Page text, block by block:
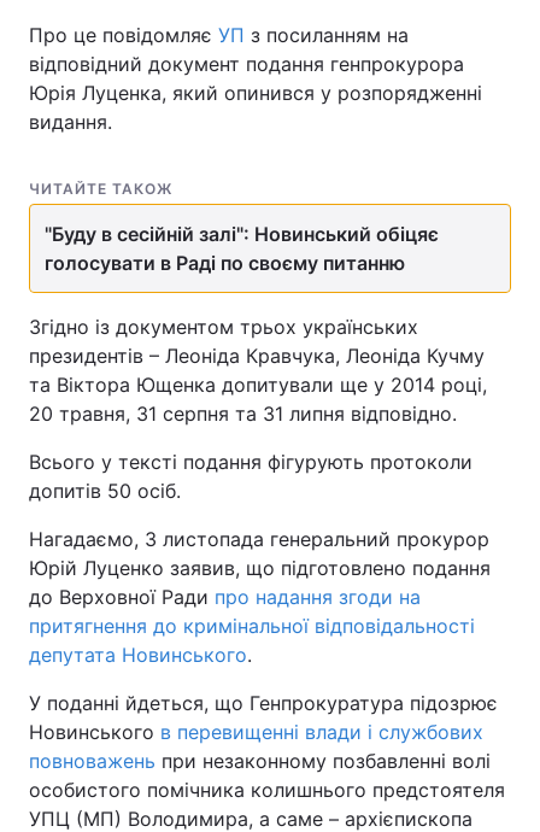
Про це повідомляє УП з посиланням на
відповідний документ подання генпрокурора
Юрія Луценка, який опинився у розпорядженні
видання.
ЧИТАЙТЕ ТАКОЖ
"Буду в сесійній залі": Новинський обіцяє
голосувати в Раді по своєму питанню
Згідно із документом трьох українських
президентів – Леоніда Кравчука, Леоніда Кучму
та Віктора Ющенка допитували ще у 2014 році,
20 травня, 31 серпня та 31 липня відповідно.
Всього у тексті подання фігурують протоколи
допитів 50 осіб.
Нагадаємо, 3 листопада генеральний прокурор
Юрій Луценко заявив, що підготовлено подання
до Верховної Ради про надання згоди на
притягнення до кримінальної відповідальності
депутата Новинського.
У поданні йдеться, що Генпрокуратура підозрює
Новинського в перевищенні влади і службових
повноважень при незаконному позбавленні волі
особистого помічника колишнього предстоятеля
УПЦ (МП) Володимира, а саме – архієпископа